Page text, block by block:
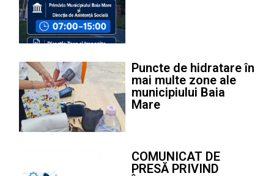
Puncte de hidratare în
mai multe zone ale
municipiului Baia
Mare
COMUNICAT DE
PRESĂ PRIVIND